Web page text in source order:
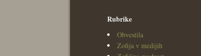
Rubrike
Obvestila
Zofija v medijih